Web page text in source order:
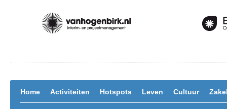
Home Activiteiten Hotspots Leven Cultuur